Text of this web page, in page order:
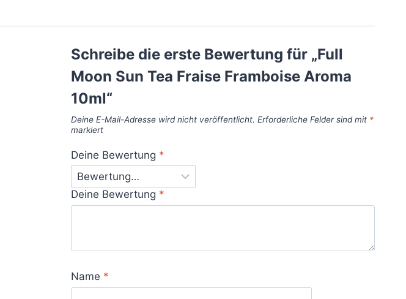
Schreibe die erste Bewertung für „Full
Moon Sun Tea Fraise Framboise Aroma
10ml“
Deine E-Mail-Adresse wird nicht veröffentlicht. Erforderliche Felder sind mit *
markiert
Deine Bewertung *
Deine Bewertung *
Name *